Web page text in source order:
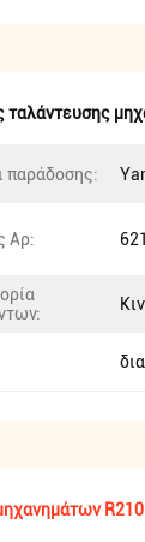
ταλάντευσης
παράδοσης:
Αρ: